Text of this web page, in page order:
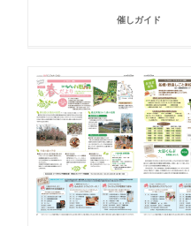
催しガイド